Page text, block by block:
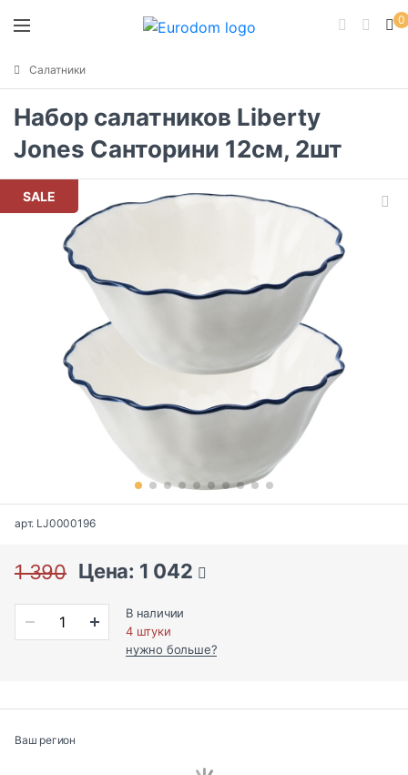
0
Салатники
Набор салатников Liberty
Jones Санторини 12см, 2шт
SALE
арт. LJ0000196
1 390 Цена: 1 042
В наличии
4 штуки
нужно больше?
Ваш регион